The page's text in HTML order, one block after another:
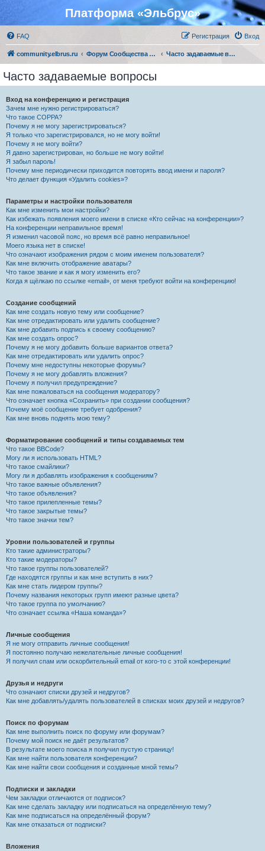
Платформа «Эльбрус»
FAQ Вход
Регистрация
community.elbrus.ru Форум Сообщества Эльбрус Часто задаваемые вопросы
Часто задаваемые вопросы
Вход на конференцию и регистрация
Зачем мне нужно регистрироваться?
Что такое COPPA?
Почему я не могу зарегистрироваться?
Я только что зарегистрировался, но не могу войти!
Почему я не могу войти?
Я давно зарегистрирован, но больше не могу войти!
Я забыл пароль!
Почему мне периодически приходится повторять ввод имени и пароля?
Что делает функция «Удалить cookies»?
Параметры и настройки пользователя
Как мне изменить мои настройки?
Как избежать появления моего имени в списке «Кто сейчас на конференции»?
На конференции неправильное время!
Я изменил часовой пояс, но время всё равно неправильное!
Моего языка нет в списке!
Что означают изображения рядом с моим именем пользователя?
Как мне включить отображение аватары?
Что такое звание и как я могу изменить его?
Когда я щёлкаю по ссылке «email», от меня требуют войти на конференцию!
Создание сообщений
Как мне создать новую тему или сообщение?
Как мне отредактировать или удалить сообщение?
Как мне добавить подпись к своему сообщению?
Как мне создать опрос?
Почему я не могу добавить больше вариантов ответа?
Как мне отредактировать или удалить опрос?
Почему мне недоступны некоторые форумы?
Почему я не могу добавлять вложения?
Почему я получил предупреждение?
Как мне пожаловаться на сообщения модератору?
Что означает кнопка «Сохранить» при создании сообщения?
Почему моё сообщение требует одобрения?
Как мне вновь поднять мою тему?
Форматирование сообщений и типы создаваемых тем
Что такое BBCode?
Могу ли я использовать HTML?
Что такое смайлики?
Могу ли я добавлять изображения к сообщениям?
Что такое важные объявления?
Что такое объявления?
Что такое прилепленные темы?
Что такое закрытые темы?
Что такое значки тем?
Уровни пользователей и группы
Кто такие администраторы?
Кто такие модераторы?
Что такое группы пользователей?
Где находятся группы и как мне вступить в них?
Как мне стать лидером группы?
Почему названия некоторых групп имеют разные цвета?
Что такое группа по умолчанию?
Что означает ссылка «Наша команда»?
Личные сообщения
Я не могу отправить личные сообщения!
Я постоянно получаю нежелательные личные сообщения!
Я получил спам или оскорбительный email от кого-то с этой конференции!
Друзья и недруги
Что означают списки друзей и недругов?
Как мне добавлять/удалять пользователей в списках моих друзей и недругов?
Поиск по форумам
Как мне выполнить поиск по форуму или форумам?
Почему мой поиск не даёт результатов?
В результате моего поиска я получил пустую страницу!
Как мне найти пользователя конференции?
Как мне найти свои сообщения и созданные мной темы?
Подписки и закладки
Чем закладки отличаются от подписок?
Как мне сделать закладку или подписаться на определённую тему?
Как мне подписаться на определённый форум?
Как мне отказаться от подписки?
Вложения